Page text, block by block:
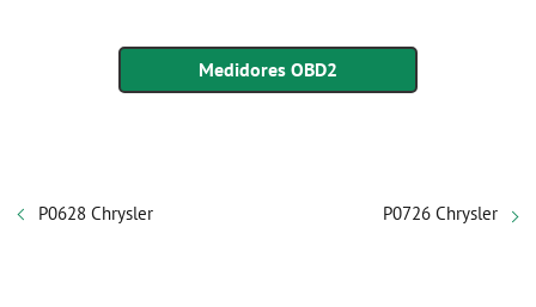
Medidores OBD2
P0628 Chrysler P0726 Chrysler